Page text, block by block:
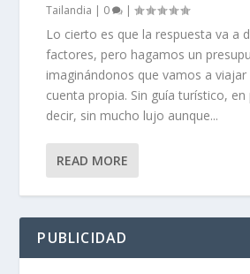
Tailandia | 0 |
Lo cierto es que la respuesta va a
factores, pero hagamos un
imaginándonos que vamos a
cuenta propia. Sin guía turístico,
decir, sin mucho lujo aunque...
READ MORE
PUBLICIDAD